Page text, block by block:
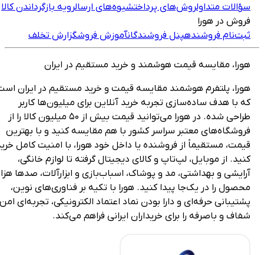
متداولروش‌های پرداختشیوه‌های ارسالرویه بازگرداندن کالا
در هورا
فروشندهپنل فروشندگانآموزش فروشگزارش تخلف
مقایسه قیمت هوشمند و خرید مستقیم در ایران
پلتفرم هوشمند مقایسه قیمت و خرید مستقیم در ایران است
با هدف ساده‌سازی تجربه خرید آنلاین برای میلیون‌ها کاربر
طراحی شده. در هورا می‌توانید قیمت بیش از ۵۰ میلیون کالا را از
معتبر سراسر کشور با هم مقایسه کنید و با بهترین
مستقیماً از فروشنده یا داخل خود هورا، با امنیت کامل خرید
از موبایل، لپ‌تاپ و کالای دیجیتال گرفته تا لوازم خانگی،
و بهداشتی، مد و پوشاک، اسباب‌بازی و ابزارآلات، صدها هزار
را در یک‌جا پیدا کنید. هورا با تکیه بر فناوری‌های نوین،
حرفه‌ای و دارا بودن نماد اعتماد الکترونیکی، تجربه‌ای امن،
و باصرفه را برای خریداران ایرانی فراهم می‌کند.